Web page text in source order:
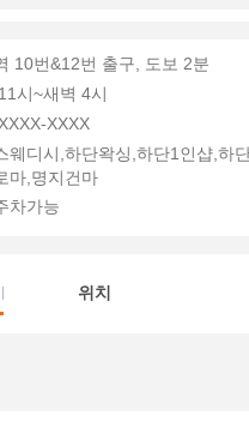
10번&12번 출구, 도보 2분
시~새벽 4시
XXXX
웨디시,하단왁싱,하단1인샵,하
마,명지건마
차가능
위치